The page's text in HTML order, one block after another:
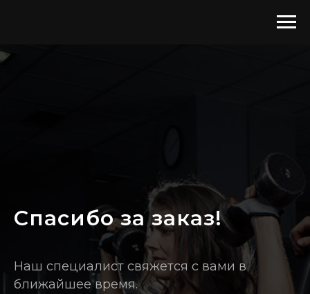
Cпасибо за заказ!
Наш специалист свяжется с вами в
ближайшее время.